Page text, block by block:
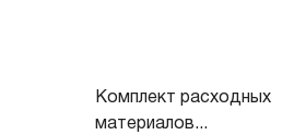
Комплект расходных
материалов...